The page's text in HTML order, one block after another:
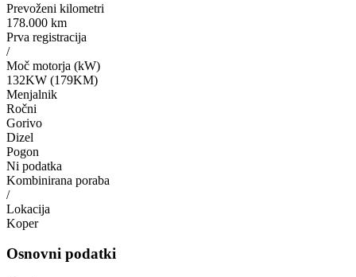
Prevoženi kilometri
178.000 km
Prva registracija
/
Moč motorja (kW)
132KW (179KM)
Menjalnik
Ročni
Gorivo
Dizel
Pogon
Ni podatka
Kombinirana poraba
/
Lokacija
Koper
Osnovni podatki